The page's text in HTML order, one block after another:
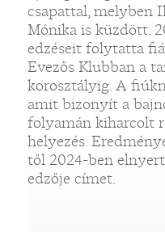
csapattal, melyben
Mónika is küzdött.
edzéseit folytatta
Evezős Klubban a
korosztályig. A
amit bizonyít a
folyamán kiharcolt
helyezés.
től 2024-ben
edzője címet.